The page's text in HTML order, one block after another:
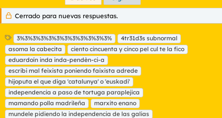
Cerrado para nuevas respuestas.
E
t
i
q
u
e
t
a
s
3%3%3%3%3%3%3%3%3%3%3%3%
4tr31d3s subnormal
asoma la cabecita
ciento cincuenta y cinco pel cul te la fico
eduardoín inda inda-pendèn-ci-a
escribi mal feixista poniendo faixista adrede
hijoputa el que diga 'catalunya' o 'euskadi'
independencia a paso de tortuga paraplejica
mamando polla madrileña
marxito enano
mundele pidiendo la independencia de las galias